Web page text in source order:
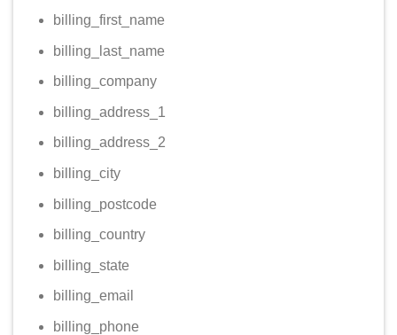
billing_first_name
billing_last_name
billing_company
billing_address_1
billing_address_2
billing_city
billing_postcode
billing_country
billing_state
billing_email
billing_phone